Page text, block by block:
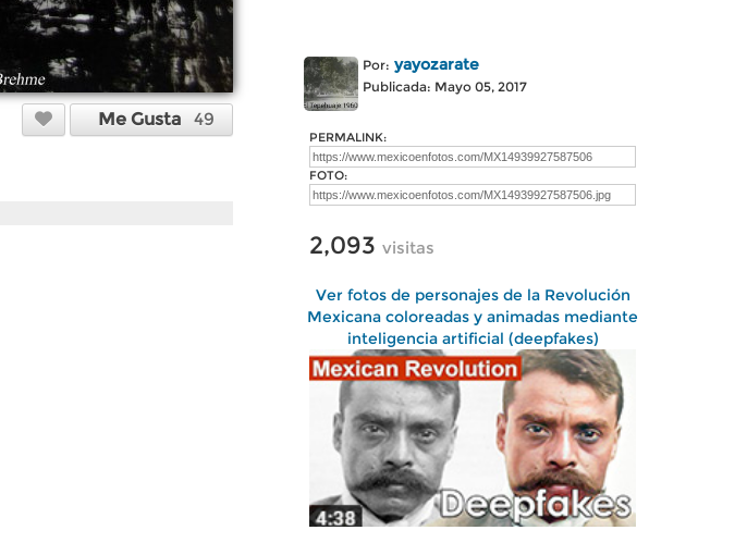
Me Gusta 49
Por: yayozarate
Publicada: Mayo 05, 2017
PERMALINK:
FOTO:
2,093 visitas
Ver fotos de personajes de la Revolución
Mexicana coloreadas y animadas mediante
inteligencia artificial (deepfakes)